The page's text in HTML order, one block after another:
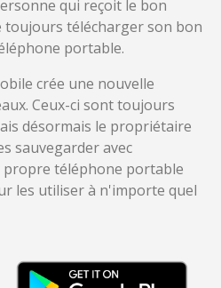
qui reçoit le bon
toujours télécharger son bon
portable.
crée une nouvelle
Ceux-ci sont toujours
désormais le propriétaire
sauvegarder avec
téléphone portable
les utiliser à n'importe quel